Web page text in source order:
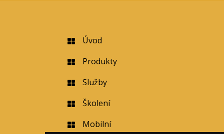
Úvod
Produkty
Služby
Školení
Mobilní